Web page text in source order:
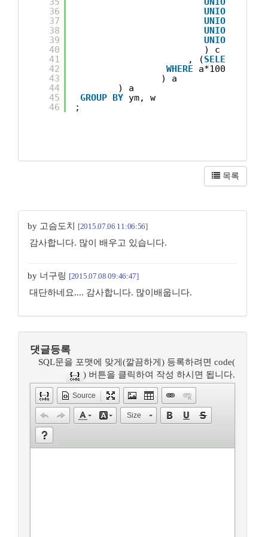
36
37
38
39
40
41
42
43
44
45
46
UNION
UNION
UNION
UNION
) c
, (SELECT
WHERE
a*100 + b*10
) a
) a
GROUP BY ym, w
;
목록
by 고슴도치 [2015.07.06 11:06:56]
감사합니다. 많이 배우고 있습니다.
by 너구링 [2015.07.08 09:46:47]
대단하네요.... 감사합니다. 많이배웁니다.
댓글등록
SQL문을 포맷에 맞게(깔끔하게) 등록하려면 code(
) 버튼을 클릭하여 작성 하시면 됩니다.
Source
Size